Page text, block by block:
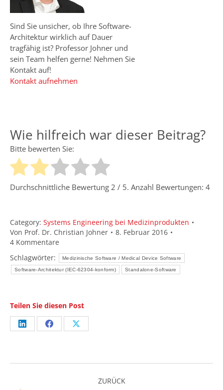
Sind Sie unsicher, ob Ihre Software-
Architektur wirklich auf Dauer
tragfähig ist? Professor Johner und
sein Team helfen gerne! Nehmen Sie
Kontakt auf!
Kontakt aufnehmen
Wie hilfreich war dieser Beitrag?
Bitte bewerten Sie:
Durchschnittliche Bewertung 2 / 5. Anzahl Bewertungen: 4
Category: Systems Engineering bei Medizinprodukten
Von Prof. Dr. Christian Johner
8. Februar 2016
4 Kommentare
Schlagwörter:
Medizinische Software / Medical Device Software
Software-Architektur (IEC-62304-konform) Standalone-Software
Teilen Sie diesen Post
Share
LinkedIn
Share
Facebook
Share
X
Kommentarnavigation
ZURÜCK